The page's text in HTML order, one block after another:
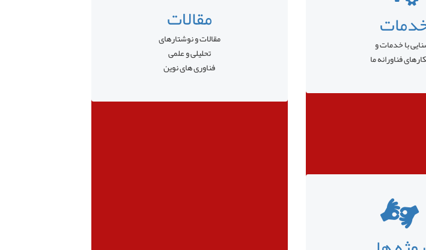
با خدمات و
فناورانه ما
مقالات
مقالات و نوشتارهای
تحلیلی و علمی
فناوری های نوین